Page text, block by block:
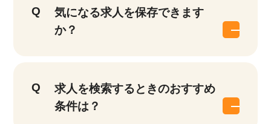
気になる求人を保存できます
か？
求人を検索するときのおすすめ
条件は？